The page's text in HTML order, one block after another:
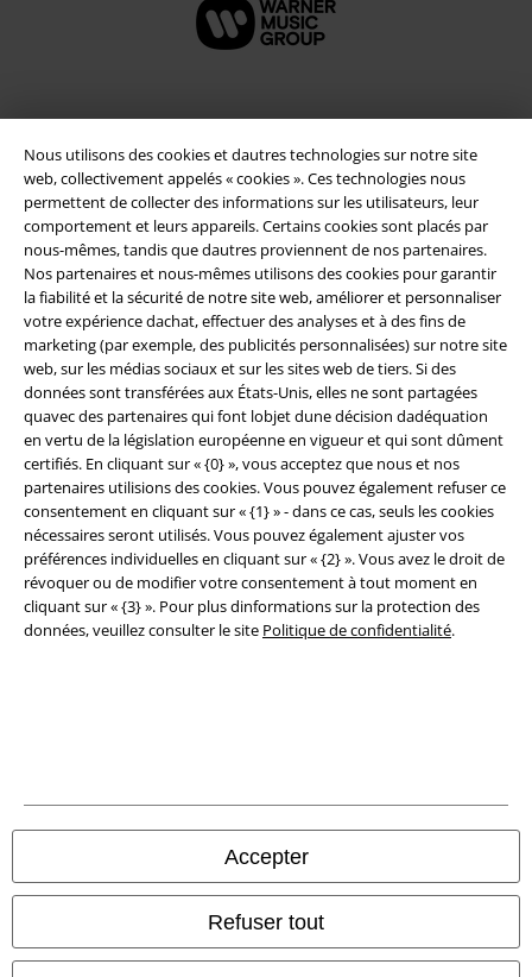
Nous utilisons des cookies et dautres technologies sur notre site
web, collectivement appelés « cookies ». Ces technologies nous
permettent de collecter des informations sur les utilisateurs, leur
comportement et leurs appareils. Certains cookies sont placés par
nous-mêmes, tandis que dautres proviennent de nos partenaires.
Nos partenaires et nous-mêmes utilisons des cookies pour garantir
la fiabilité et la sécurité de notre site web, améliorer et personnaliser
votre expérience dachat, effectuer des analyses et à des fins de
marketing (par exemple, des publicités personnalisées) sur notre site
web, sur les médias sociaux et sur les sites web de tiers. Si des
données sont transférées aux États-Unis, elles ne sont partagées
quavec des partenaires qui font lobjet dune décision dadéquation
en vertu de la législation européenne en vigueur et qui sont dûment
certifiés. En cliquant sur « {0} », vous acceptez que nous et nos
partenaires utilisions des cookies. Vous pouvez également refuser ce
consentement en cliquant sur « {1} » - dans ce cas, seuls les cookies
nécessaires seront utilisés. Vous pouvez également ajuster vos
préférences individuelles en cliquant sur « {2} ». Vous avez le droit de
révoquer ou de modifier votre consentement à tout moment en
cliquant sur « {3} ». Pour plus dinformations sur la protection des
données, veuillez consulter le site Politique de confidentialité.
Accepter
Refuser tout
Légal
Conditions générales
Éditeur
Clauses de confidentialité
Période de rétractation
Tous nos prix sont T.T.C. Cependant, ils ne comprennent pasles frais